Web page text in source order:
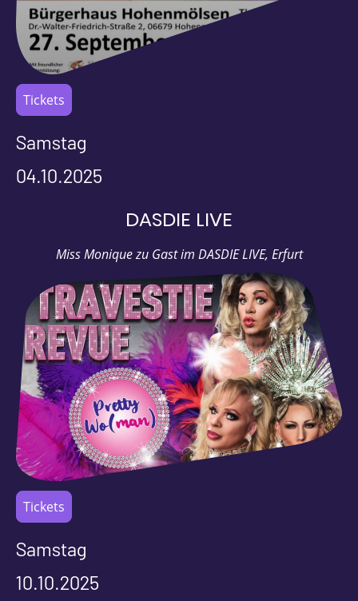
Tickets
Samstag
04.10.2025
DASDIE LIVE
Miss Monique zu Gast im DASDIE LIVE, Erfurt
Tickets
Samstag
10.10.2025